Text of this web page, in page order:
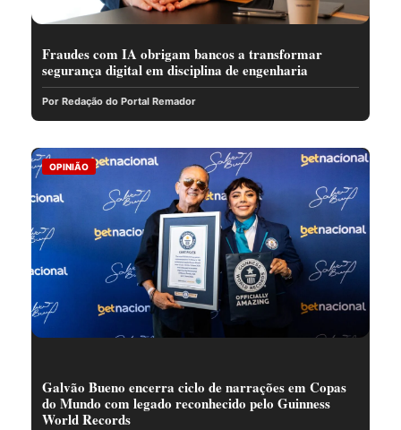
Fraudes com IA obrigam bancos a transformar
segurança digital em disciplina de engenharia
Por Redação do Portal Remador
OPINIÃO
Galvão Bueno encerra ciclo de narrações em Copas
do Mundo com legado reconhecido pelo Guinness
World Records